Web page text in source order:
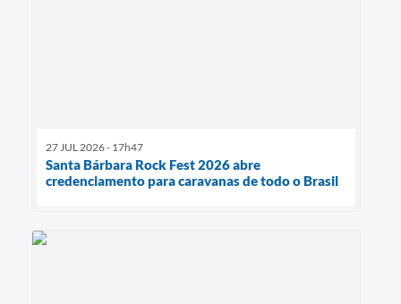
27 JUL 2026 - 17h47
Santa Bárbara Rock Fest 2026 abre
credenciamento para caravanas de todo o Brasil